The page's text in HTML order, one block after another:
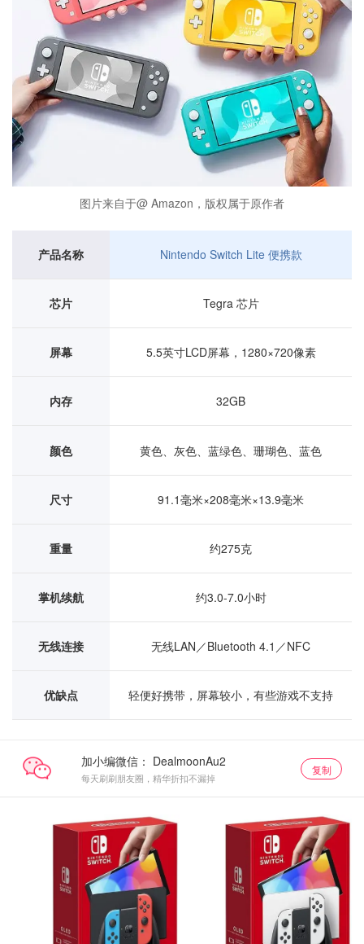
图片来自于@ Amazon，版权属于原作者
产品名称 Nintendo Switch Lite 便携款
芯片 Tegra 芯片
屏幕 5.5英寸LCD屏幕，1280×720像素
内存 32GB
颜色 黄色、灰色、蓝绿色、珊瑚色、蓝色
尺寸 91.1毫米×208毫米×13.9毫米
重量 约275克
掌机续航 约3.0-7.0小时
无线连接 无线LAN／Bluetooth 4.1／NFC
优缺点 轻便好携带，屏幕较小，有些游戏不支持
加小编微信：
每天刷刷朋友圈，精华折扣不漏掉
复制
Switch 游戏主机 Switch 游戏主机